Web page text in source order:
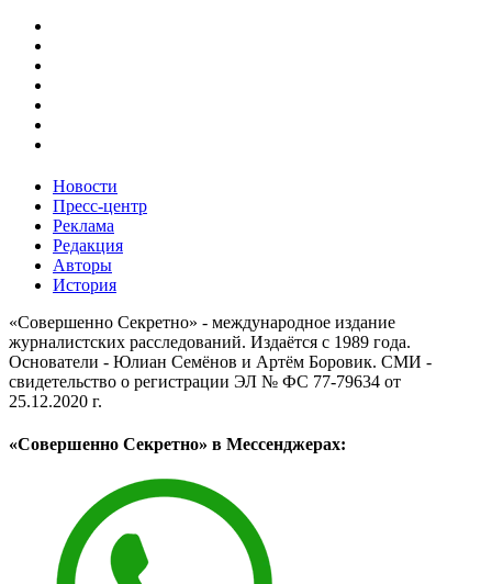
Новости
Пресс-центр
Реклама
Редакция
Авторы
История
«Совершенно Секретно» - международное издание
журналистских расследований. Издаётся с 1989 года.
Основатели - Юлиан Семёнов и Артём Боровик. CМИ -
свидетельство о регистрации ЭЛ № ФС 77-79634 от
25.12.2020 г.
«Совершенно Секретно» в Мессенджерах: